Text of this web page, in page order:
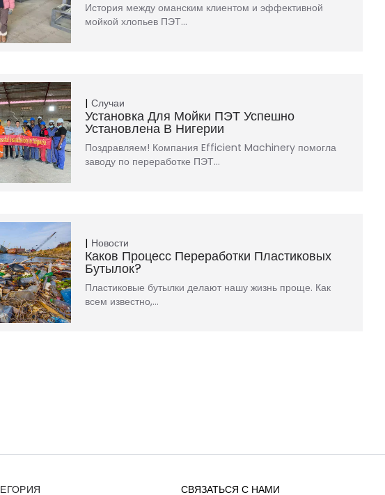
История между оманским клиентом и эффективной
мойкой хлопьев ПЭТ…
Случаи
Установка Для Мойки ПЭТ Успешно
Установлена ​​в Нигерии
Поздравляем! Компания Efficient Machinery помогла
заводу по переработке ПЭТ…
Новости
Каков Процесс Переработки Пластиковых
Бутылок?
Пластиковые бутылки делают нашу жизнь проще. Как
всем известно,…
СВЯЗАТЬСЯ С НАМИ